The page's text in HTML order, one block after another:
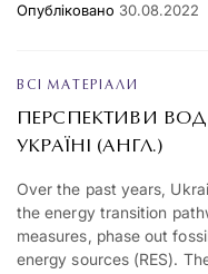
Опубліковано 30.08.2022
ВСІ МАТЕРІАЛИ
ПЕРСПЕКТИВИ
УКРАЇНІ (АНГЛ.)
Over the past years,
the energy transition
measures, phase out
energy sources (RES).